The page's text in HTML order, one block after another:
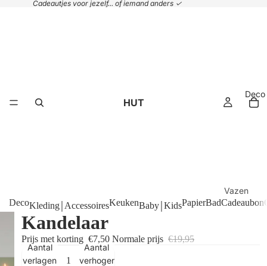
Cadeautjes voor jezelf... of iemand anders ✓
HUT
Deco
Vazen
Plaids &
DecoKleding￨AccessoiresKeukenBaby￨KidsPapierBadCadeaubon
Kandelaar
Prijs met korting €7,50 Normale prijs €19,95
Aantal
verlagen
Aantal
verhogen